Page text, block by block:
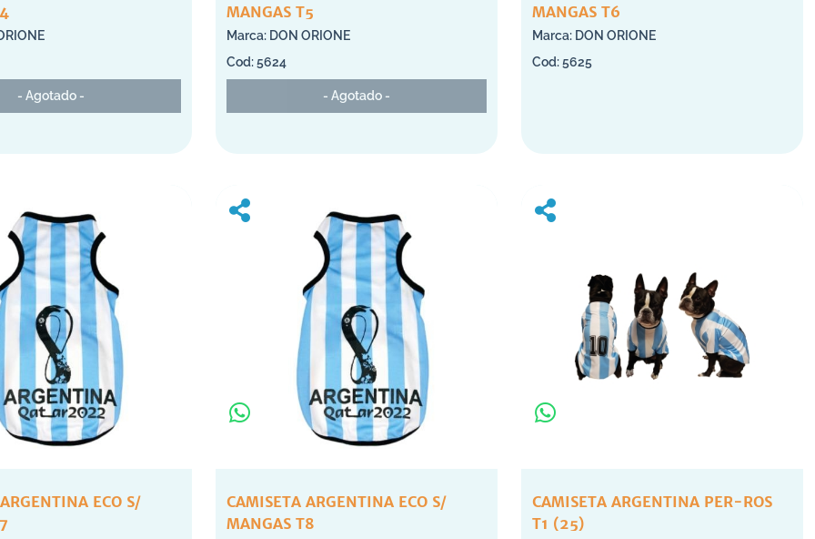
- Agotado -
MANGAS T5
DON ORIONE
5624
- Agotado -
MANGAS T6
DON ORIONE
5625
ECO S/
CAMISETA ARGENTINA ECO S/
MANGAS T8
CAMISETA ARGENTINA PER-ROS
T1 (25)